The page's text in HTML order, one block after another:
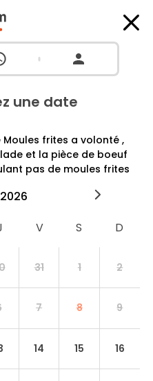
une date
frites a volonté ,
et la pièce de boeuf
pas de moules frites
2026
31 1 2
7 8 9
14 15 16